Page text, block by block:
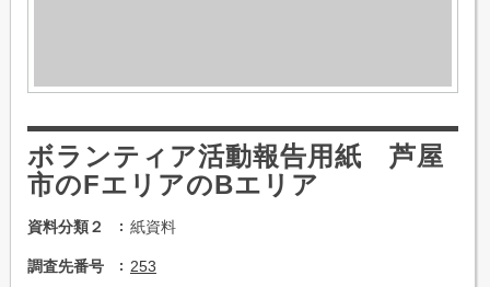
ボランティア活動報告用紙 芦屋
市のFエリアのBエリア
資料分類２ 紙資料
調査先番号 253